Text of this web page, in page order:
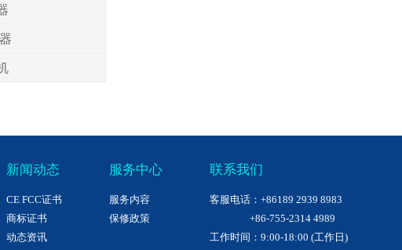
新闻动态
CE FCC证书
商标证书
动态资讯
服务中心
服务内容
保修政策
联系我们
客服电话：+86189 2939 8983
+86-755-2314 4989
工作时间：9:00-18:00 (工作日)